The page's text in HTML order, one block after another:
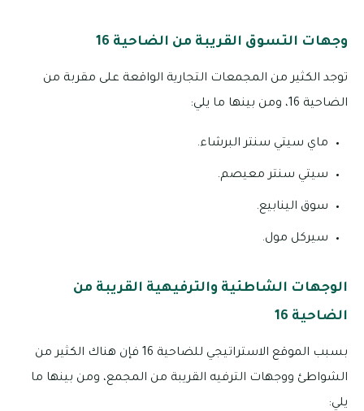
وجهات التسوق القريبة من الضاحية 16
توجد الكثير من المجمعات التجارية الواقعة على مقربة من
الضاحية 16، ومن بينها ما يلي:
ماي سيتي سنتر البرشاء.
سيتي سنتر معيصم.
سوق الينابيع.
سيركل مول.
الوجهات الشاطئية والترفيهية القريبة من
الضاحية 16
بسبب الموقع الاستراتيجي للضاحية 16 فإن هناك الكثير من
الشواطئ ووجهات الترفيه القريبة من المجمع، ومن بينها ما
يلي: